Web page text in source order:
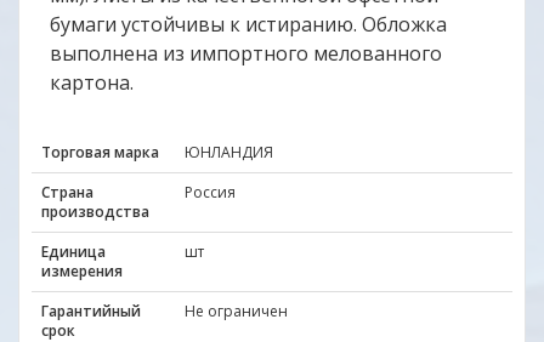
бумаги устойчивы к истиранию. Обложка
выполнена из импортного мелованного
картона.
Торговая марка
ЮНЛАНДИЯ
Страна
производства
Россия
Единица
измерения
шт
Гарантийный
срок
Не ограничен